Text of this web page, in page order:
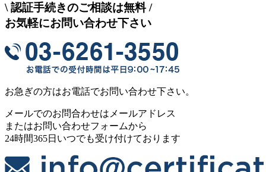
\ 認証手続きのご相談は無料/
お気軽にお問い合わせ下さい
お急ぎの方はお電話でお問い合わせ下さい。
メールでのお問合わせはメールアドレス
またはお問い合わせフォームから
24時間365日いつでも受け付けております